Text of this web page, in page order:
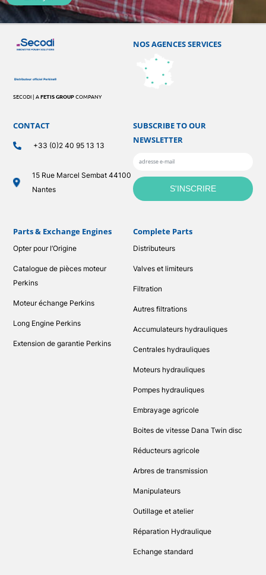
SECODI | AFETIS GROUPCOMPANY
Parts & Exchange Engines
Opter pour l’Origine
Catalogue de pièces moteur
Perkins
Moteur échange Perkins
Long Engine Perkins
Extension de garantie Perkins
CONTACT
+33 (0)2 40 95 13 13
15 Rue Marcel Sembat 44100
Nantes
Complete Parts
Distributeurs
Valves et limiteurs
Filtration
Autres filtrations
Accumulateurs hydrauliques
Centrales hydrauliques
Moteurs hydrauliques
Pompes hydrauliques
Embrayage agricole
Boites de vitesse Dana Twin disc
Réducteurs agricole
Arbres de transmission
Manipulateurs
Outillage et atelier
Réparation Hydraulique
Echange standard
NOS AGENCES SERVICES
SUBSCRIBE TO OUR
NEWSLETTER